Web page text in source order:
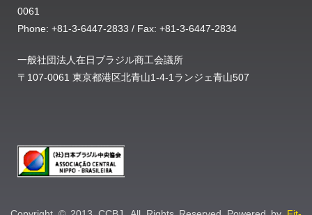
0061
Phone: +81-3-6447-2833 / Fax: +81-3-6447-2834
一般社団法人在日ブラジル商工会議所
〒107-0061 東京都港区北青山1-4-1ランジェ青山507